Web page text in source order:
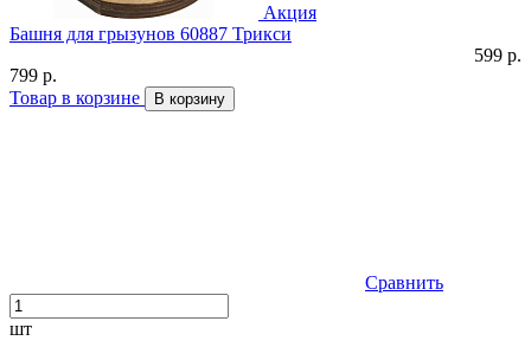
Акция
Башня для грызунов 60887 Трикси
599 р.
799 р.
Товар в корзине
В корзину
Сравнить
шт